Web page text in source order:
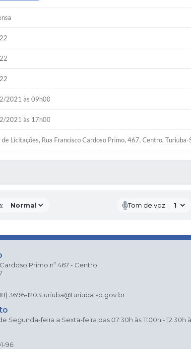
2021 às 09h00
2021 às 17h00
de Licitações, Rua Francisco Cardoso Primo, 467, Centro, Turiuba-
Tom de voz:
Primo nº 467 - Centro
3696-1203turiuba@turiuba.sp.gov.br
Segunda-feira a Sexta-feira das 07:30h às 11:00h - 12:30h
96